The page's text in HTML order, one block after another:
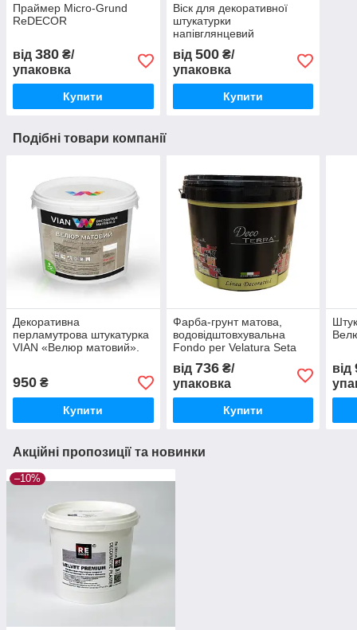
Праймер Micro-Grund
ReDECOR
від 380 ₴/
упаковка
Купити
Віск для декоративної
штукатурки
напівглянцевий
від 500₴/
упаковка
Купити
Подібні товари компанії
Декоративна
перламутрова штукатурка
VIAN «Велюр матовий».
950 ₴
Купити
Фарба-грунт матова,
водовідштовхувальна
Fondo per Velatura Seta
Fiorentina
від 736₴/
упаковка
Купити
від
Акційні пропозиції та новинки
–10%